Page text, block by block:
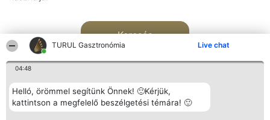
TURUL Gasztronómia Live chat
04:48
Helló, örömmel segítünk Önnek! 🙂Kérjük,
kattintson a megfelelő beszélgetési témára! 🙂
Keresés